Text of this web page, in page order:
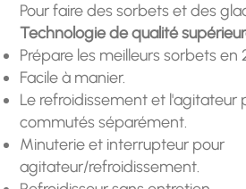
Pour faire des sorbets et des
Technologie de qualité
Prépare les meilleurs sorbets en
Facile à manier.
Le refroidissement et l'agitateur
commutés séparément.
Minuterie et interrupteur pour
agitateur/refroidissement.